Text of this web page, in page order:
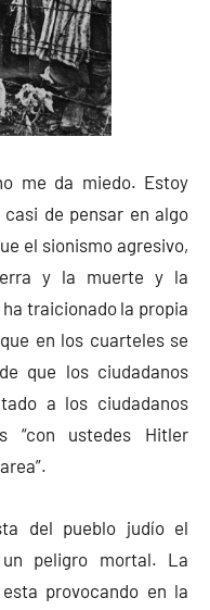
me da miedo. Estoy
de pensar en algo
el sionismo agresivo,
y la muerte y la
traicionado la propia
en los cuarteles se
que los ciudadanos
a los ciudadanos
“con ustedes Hitler
del pueblo judío el
peligro mortal. La
provocando en la